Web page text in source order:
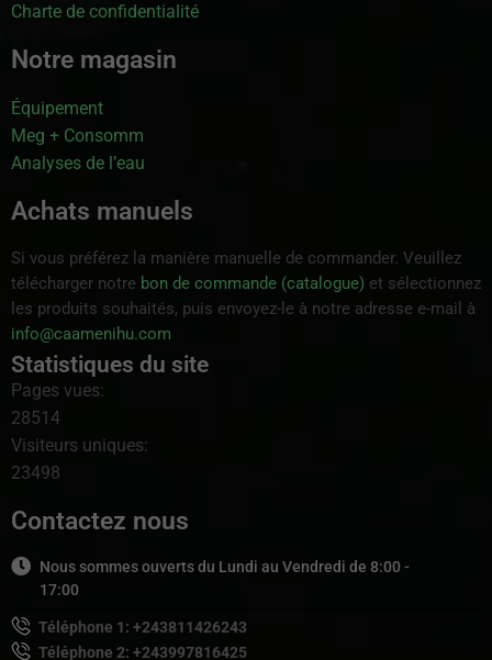
Charte de confidentialité
Notre magasin
Équipement
Meg + Consomm
Analyses de l’eau
Achats manuels
Si vous préférez la manière manuelle de commander. Veuillez
télécharger notre bon de commande (catalogue) et sélectionnez
les produits souhaités, puis envoyez-le à notre adresse e-mail à
info@caamenihu.com
Statistiques du site
Pages vues:
28514
Visiteurs uniques:
23498
Contactez nous
Nous sommes ouverts du Lundi au Vendredi de 8:00 -
17:00
Téléphone 1: +243811426243
Téléphone 2: +243997816425